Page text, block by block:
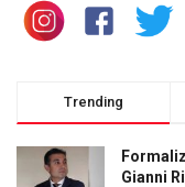
Trending
Gianni